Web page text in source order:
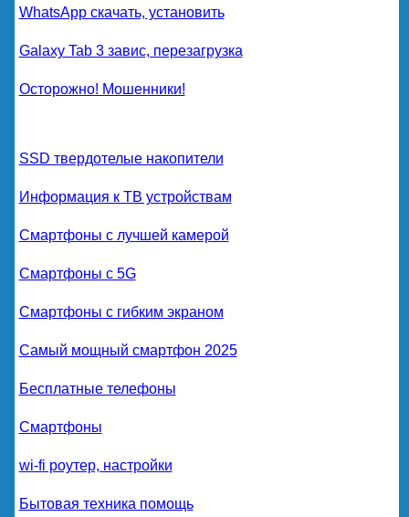
WhatsApp скачать, установить
Galaxy Tab 3 завис, перезагрузка
Осторожно! Мошенники!
SSD твердотелые накопители
Информация к ТВ устройствам
Смартфоны с лучшей камерой
Смартфоны с 5G
Смартфоны с гибким экраном
Самый мощный смартфон 2025
Бесплатные телефоны
Смартфоны
wi-fi роутер, настройки
Бытовая техника помощь